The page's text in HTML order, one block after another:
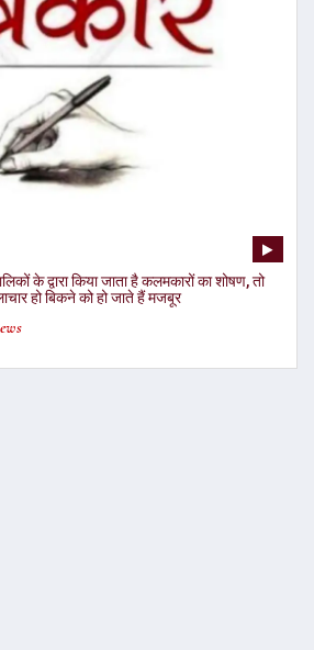
के द्वारा किया जाता है कलमकारों का शोषण, तो
हो बिकने को हो जाते हैं मजबूर